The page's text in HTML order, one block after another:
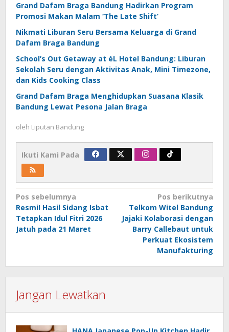
Grand Dafam Braga Bandung Hadirkan Program
Promosi Makan Malam ‘The Late Shift’
Nikmati Liburan Seru Bersama Keluarga di Grand
Dafam Braga Bandung
School’s Out Getaway at éL Hotel Bandung: Liburan
Sekolah Seru dengan Aktivitas Anak, Mini Timezone,
dan Kids Cooking Class
Grand Dafam Braga Menghidupkan Suasana Klasik
Bandung Lewat Pesona Jalan Braga
oleh Liputan Bandung
Ikuti Kami Pada
Navigasi
pos
Pos sebelumnya
Resmi! Hasil Sidang Isbat
Tetapkan Idul Fitri 2026
Jatuh pada 21 Maret
Pos berikutnya
Telkom Witel Bandung
Jajaki Kolaborasi dengan
Barry Callebaut untuk
Perkuat Ekosistem
Manufakturing
Jangan Lewatkan